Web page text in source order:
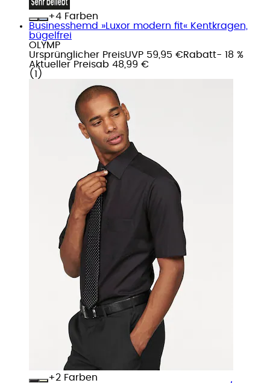
+
Farben
Businesshemd »Luxor modern fit« Kentkragen,
bügelfrei
OLYMP
Ursprünglicher PreisUVP 59,95 €Rabatt- 18 %
Aktueller Preisab 48,99 €
( 1 )
+
Farben